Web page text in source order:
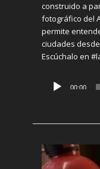
construido a
fotográfico del
permite
ciudades
Escúchalo en
Reproductor
00:00